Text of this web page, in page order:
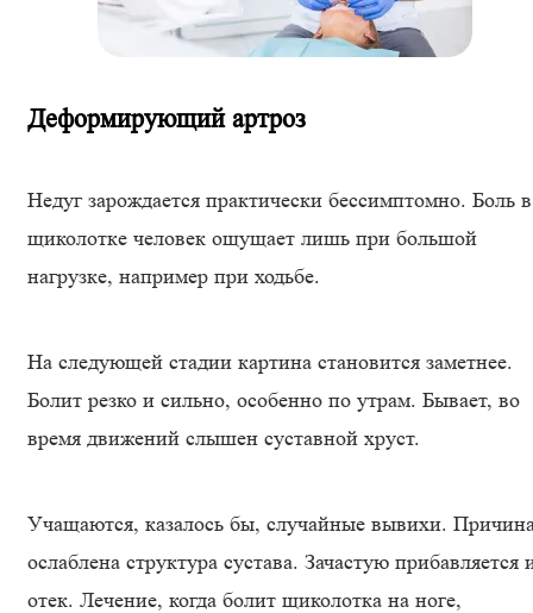
Деформирующий артроз
Недуг зарождается практически бессимптомно. Боль в
щиколотке человек ощущает лишь при большой
нагрузке, например при ходьбе.
На следующей стадии картина становится заметнее.
Болит резко и сильно, особенно по утрам. Бывает, во
время движений слышен суставной хруст.
Учащаются, казалось бы, случайные вывихи.
ослаблена структура сустава. Зачастую прибавляется
отек. Лечение, когда болит щиколотка на ноге,